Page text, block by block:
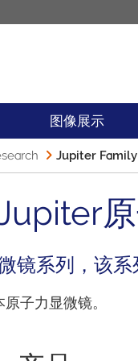
图像展示
Jupiter
系列，该系
子力显微镜。